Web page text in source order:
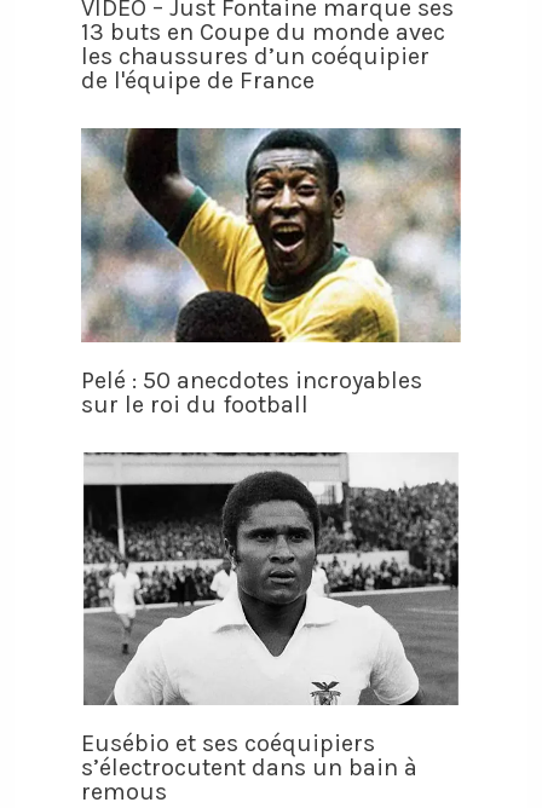
VIDÉO – Just Fontaine marque ses
13 buts en Coupe du monde avec
les chaussures d’un coéquipier
de l'équipe de France
Pelé : 50 anecdotes incroyables
sur le roi du football
Eusébio et ses coéquipiers
s’électrocutent dans un bain à
remous